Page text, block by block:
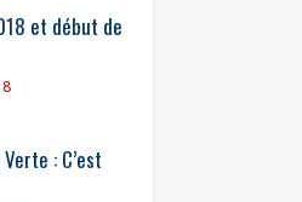
et début de
: C’est